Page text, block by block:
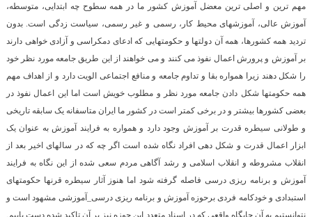
مهم ترین و اصلی ترین معضل آموزش کشور ما در همه سطوح چه ابتدایی، متوسطه،
آموزش عالی، آموزشهای محیط کار، رسمی و غیر رسمی، سیاست زدگی است. بدون
تردید همه کشورها، همه آن دولتها و حکومتهایی که ادعای دمکراسی و آزادی خواهی دارند
بر آموزش و پرورش اعمال نفوذ می کنند و می خواهند از این طریق جامعه مورد نظر خود
را شکل دهند زیرا همواره بقا و تداوم جامعه و منافع اجتماعی الویت دارد و از اهداف مهم
همه حکومتها شکل دادن جامعه مورد نظر و مطلوب خویش است اما این اعمال نفوذ در
بعضی کشورها بیشتر و در برخی کمتر است در کشور ما ایران متاسفانه یک سابقه تاریخی
و طولانی سیطره قدرت بر آموزش وجود دارد و همواره به فرایند آموزش به عنوان یک
ابزار اعمال قدرت و شکل دهی افراد نگاه شده است اگر چه که در سالهای اخیر بعد از
انقلاب مشروطه و انقلاب اسلامی و رشد آگاهی مردم سعی شده از این نگاه به فرایند
آموزش و برنامه ریزی درسی فاصله گرفته شود اما هنوز آثار سیطره قرنها حکومتهای
استبدادی و خودکامه فردی برحوزه آموزش و برنامه ریزی درسی_آموزشی مشهود است و
نتوانستیم به آن جایگاه واقعی که در اسناد متعدد این حوزه نیز بر آن تاکید شده دست یابیم.